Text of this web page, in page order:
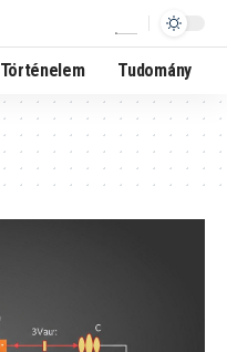
Történelem Tudomány